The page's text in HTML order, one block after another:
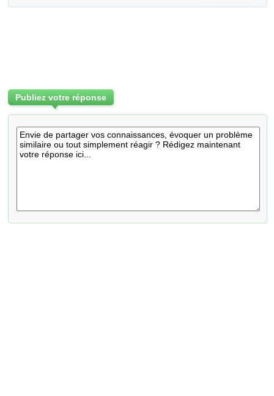
Publiez votre réponse